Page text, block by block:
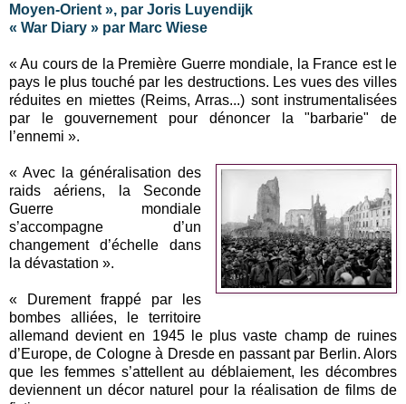
Moyen-Orient », par Joris Luyendijk
« War Diary » par Marc Wiese
« Au cours de la Première Guerre mondiale, la France est le
pays le plus touché par les destructions. Les vues des villes
réduites en miettes (Reims, Arras...) sont instrumentalisées
par le gouvernement pour dénoncer la "barbarie" de
l’ennemi ».
« Avec la généralisation des
raids aériens, la Seconde
Guerre mondiale
s’accompagne d’un
changement d’échelle dans
la dévastation ».
« Durement frappé par les
bombes alliées, le territoire
allemand devient en 1945 le plus vaste champ de ruines
d’Europe, de Cologne à Dresde en passant par Berlin. Alors
que les femmes s’attellent au déblaiement, les décombres
deviennent un décor naturel pour la réalisation de films de